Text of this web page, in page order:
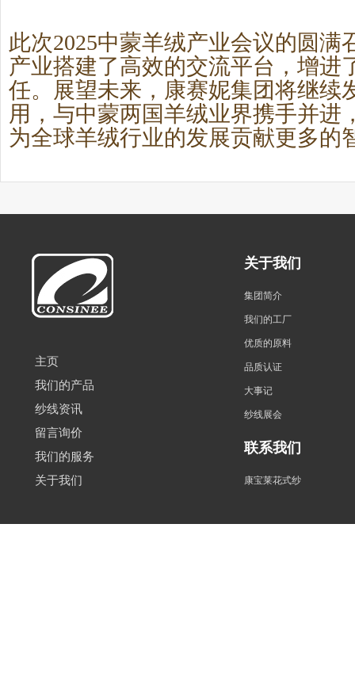
此次2025中蒙羊绒产业会议的圆满
产业搭建了高效的交流平台，增进
任。展望未来，康赛妮集团将继续
用，与中蒙两国羊绒业界携手并进
为全球羊绒行业的发展贡献更多的
主页
我们的产品
纱线资讯
留言询价
我们的服务
关于我们
关于我们
集团简介
我们的工厂
优质的原料
品质认证
大事记
纱线展会
联系我们
康宝莱花式纱